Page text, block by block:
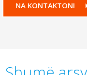
NA KONTAKTONI